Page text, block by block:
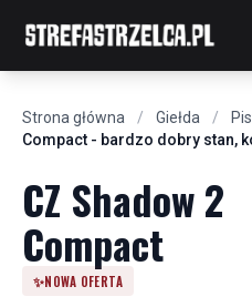
Strona główna / Giełda /
Compact - bardzo dobry stan,
CZ Shadow 2
Compact
✨NOWA OFERTA